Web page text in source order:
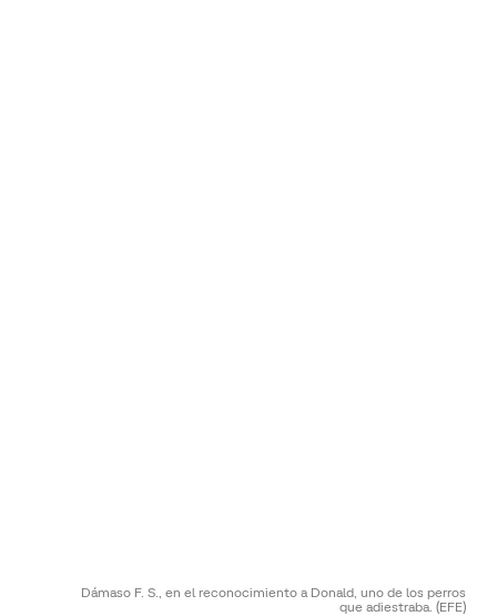
Dámaso F. S., en el reconocimiento a Donald, uno de los perros
que adiestraba. (EFE)